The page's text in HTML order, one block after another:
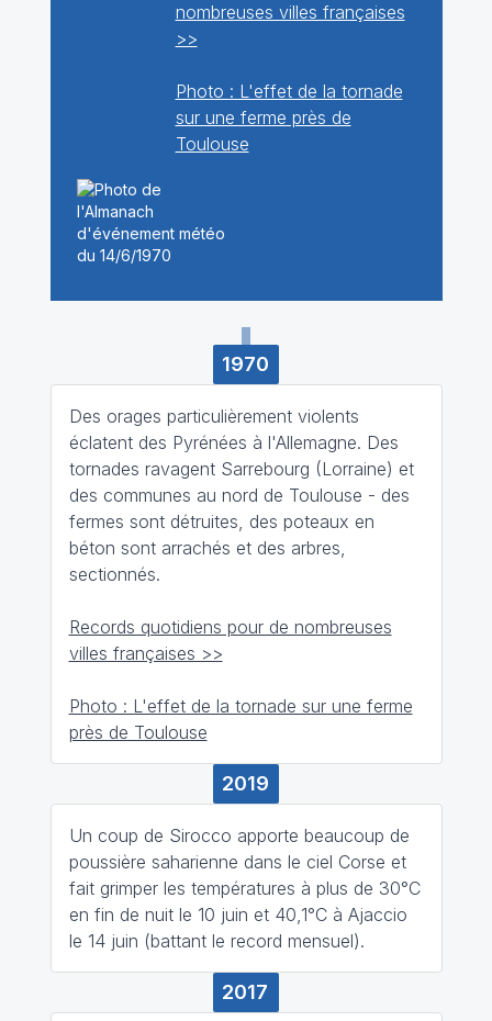
nombreuses villes françaises
>>
Photo : L'effet de la tornade
sur une ferme près de
Toulouse
1970
Des orages particulièrement violents
éclatent des Pyrénées à l'Allemagne. Des
tornades ravagent Sarrebourg (Lorraine) et
des communes au nord de Toulouse - des
fermes sont détruites, des poteaux en
béton sont arrachés et des arbres,
sectionnés.
Records quotidiens pour de nombreuses
villes françaises >>
Photo : L'effet de la tornade sur une ferme
près de Toulouse
2019
Un coup de Sirocco apporte beaucoup de
poussière saharienne dans le ciel Corse et
fait grimper les températures à plus de 30°C
en fin de nuit le 10 juin et 40,1°C à Ajaccio
le 14 juin (battant le record mensuel).
2017